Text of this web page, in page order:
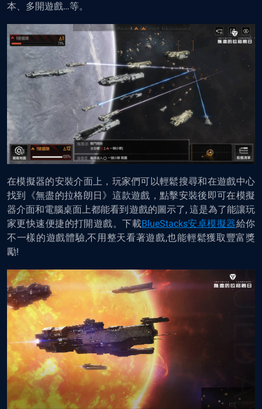
本、多開遊戲…等。
在模擬器的安裝介面上，玩家們可以輕鬆搜尋和在遊戲中心
找到《無盡的拉格朗日》這款遊戲，點擊安裝後即可在模擬
器介面和電腦桌面上都能看到遊戲的圖示了, 這是為了能讓玩
家更快速便捷的打開遊戲。下載BlueStacks安卓模擬器給你
不一樣的遊戲體驗,不用整天看著遊戲,也能輕鬆獲取豐富獎
勵!